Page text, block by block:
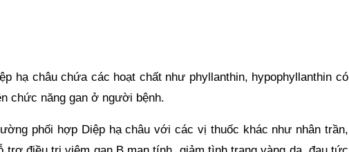
hạ châu chứa các hoạt chất như phyllanthin, hypophyllanthin có
chức năng gan ở người bệnh.
phối hợp Diệp hạ châu với các vị thuốc khác như nhân trần,